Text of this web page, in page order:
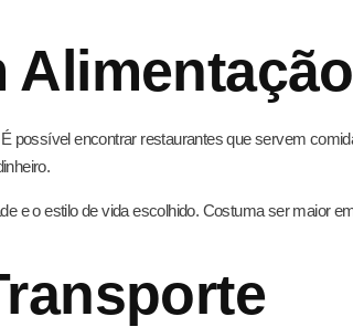
Alimentação
possível encontrar restaurantes que servem
e o estilo de vida escolhido. Costuma ser maior